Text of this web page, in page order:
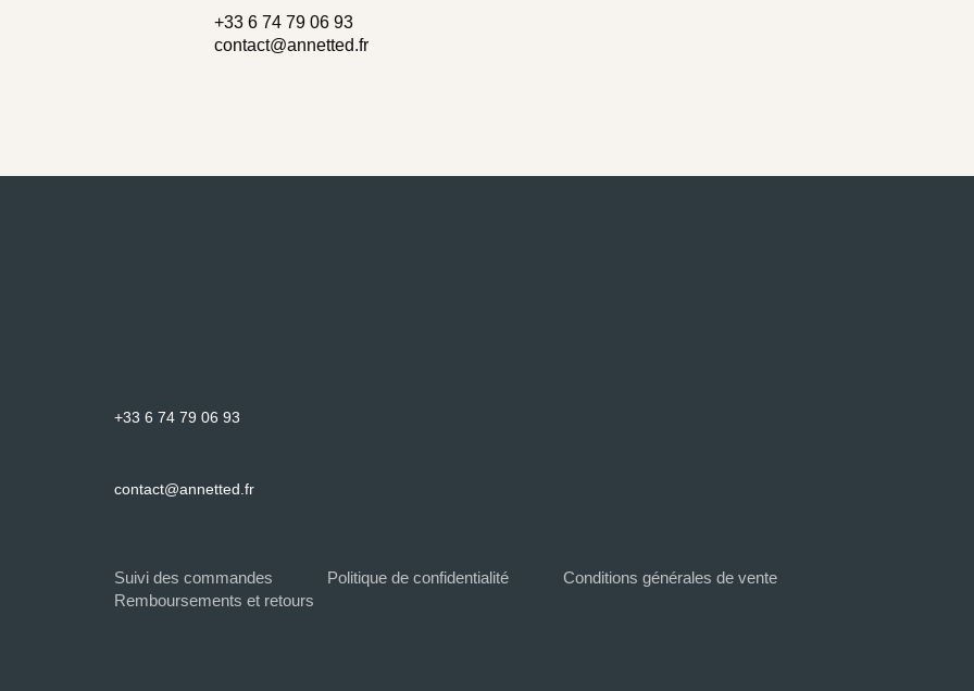
+33 6 74 79 06 93
contact@annetted.fr
+33 6 74 79 06 93
contact@annetted.fr
Suivi des commandes Politique de confidentialité
Conditions générales de vente
Remboursements et retours